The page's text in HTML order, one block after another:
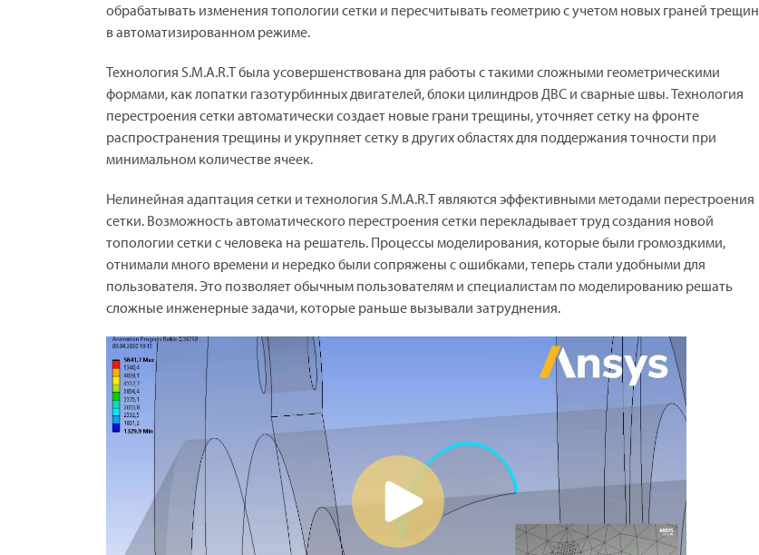
обрабатывать изменения топологии сетки и пересчитывать геометрию с учетом новых граней трещин
в автоматизированном режиме.
Технология S.M.A.R.T была усовершенствована для работы с такими сложными геометрическими
формами, как лопатки газотурбинных двигателей, блоки цилиндров ДВС и сварные швы. Технология
перестроения сетки автоматически создает новые грани трещины, уточняет сетку на фронте
распространения трещины и укрупняет сетку в других областях для поддержания точности при
минимальном количестве ячеек.
Нелинейная адаптация сетки и технология S.M.A.R.T являются эффективными методами перестроения
сетки. Возможность автоматического перестроения сетки перекладывает труд создания новой
топологии сетки с человека на решатель. Процессы моделирования, которые были громоздкими,
отнимали много времени и нередко были сопряжены с ошибками, теперь стали удобными для
пользователя. Это позволяет обычным пользователям и специалистам по моделированию решать
сложные инженерные задачи, которые раньше вызывали затруднения.